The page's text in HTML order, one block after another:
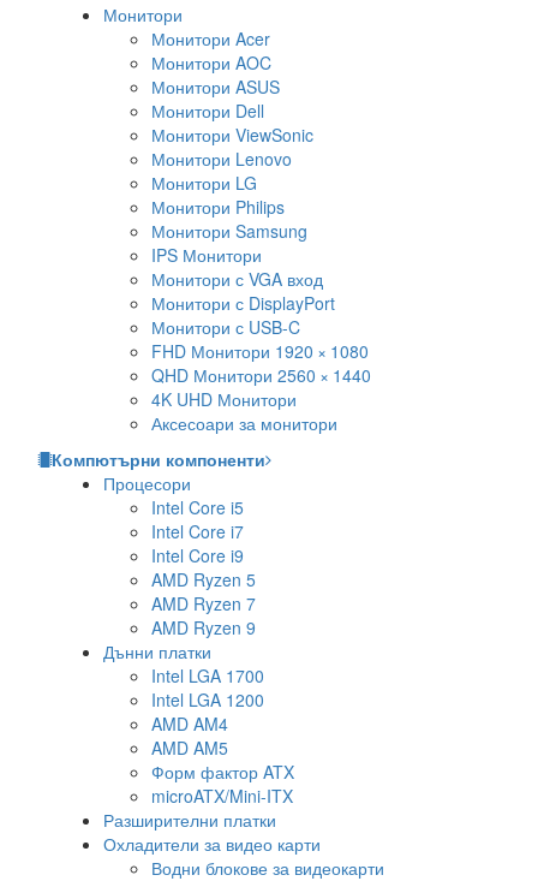
Монитори
Монитори Acer
Монитори AOC
Монитори ASUS
Монитори Dell
Монитори ViewSonic
Монитори Lenovo
Монитори LG
Монитори Philips
Монитори Samsung
IPS Монитори
Монитори с VGA вход
Монитори с DisplayPort
Монитори с USB-C
FHD Монитори 1920 × 1080
QHD Монитори 2560 × 1440
4K UHD Монитори
Аксесоари за монитори
Компютърни компоненти
Процесори
Intel Core i5
Intel Core i7
Intel Core i9
AMD Ryzen 5
AMD Ryzen 7
AMD Ryzen 9
Дънни платки
Intel LGA 1700
Intel LGA 1200
AMD AM4
AMD AM5
Форм фактор ATX
microATX/Mini-ITX
Разширителни платки
Охладители за видео карти
Водни блокове за видеокарти